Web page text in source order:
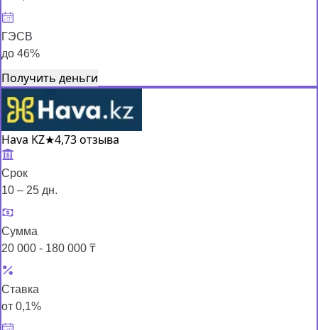
ГЭСВ
до 46%
Получить деньги
Hava KZ★4,73 отзыва
Срок
10 – 25 дн.
Сумма
20 000 - 180 000 ₸
Ставка
от 0,1%